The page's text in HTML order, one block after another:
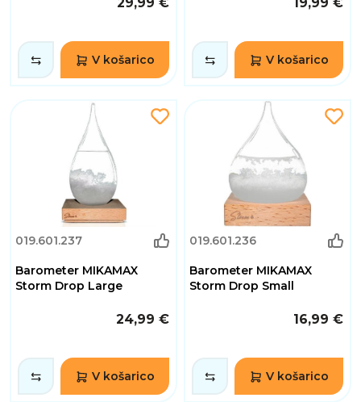
V košarico V košarico
019.601.237
Barometer MIKAMAX
Storm Drop Large
24,99 €
V košarico
019.601.236
Barometer MIKAMAX
Storm Drop Small
16,99 €
V košarico